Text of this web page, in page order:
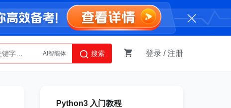
AI智能体
Python
搜索 登录 /注册
Python3 入门教程